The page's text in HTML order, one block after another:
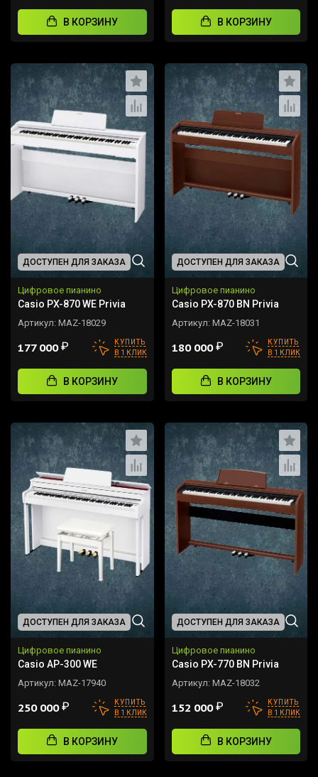
В КОРЗИНУ В КОРЗИНУ
ДОСТУПЕН ДЛЯ ЗАКАЗА
Цифровое пианино
Casio PX-870 WE Privia
Артикул: MAZ-18029
177 000₽
КУПИТЬ
В 1 КЛИК
В КОРЗИНУ
ДОСТУПЕН ДЛЯ ЗАКАЗА
Цифровое пианино
Casio PX-870 BN Privia
Артикул: MAZ-18031
180 000₽
КУПИТЬ
В 1 КЛИК
В КОРЗИНУ
ДОСТУПЕН ДЛЯ ЗАКАЗА
Цифровое пианино
Casio AP-300 WE
Артикул: MAZ-17940
250 000₽
КУПИТЬ
В 1 КЛИК
В КОРЗИНУ
ДОСТУПЕН ДЛЯ ЗАКАЗА
Цифровое пианино
Casio PX-770 BN Privia
Артикул: MAZ-18032
152 000₽
КУПИТЬ
В 1 КЛИК
В КОРЗИНУ